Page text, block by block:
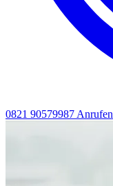
0821 90579987 Anrufen